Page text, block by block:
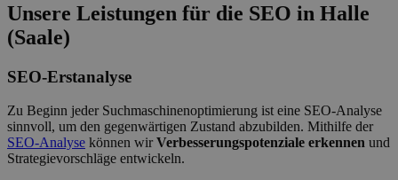
Unsere Leistungen für die SEO in Halle
(Saale)
SEO-Erstanalyse
Zu Beginn jeder Suchmaschinenoptimierung ist eine SEO-Analyse
sinnvoll, um den gegenwärtigen Zustand abzubilden. Mithilfe der
SEO-Analyse können wirVerbesserungspotenziale erkennen und
Strategievorschläge entwickeln.